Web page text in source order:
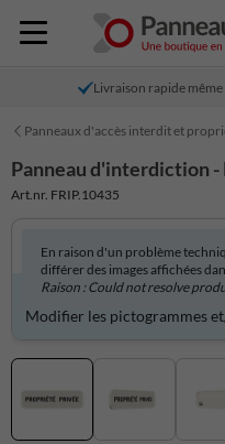
Livraison rapide
Panneaux d'accès interdit et
Panneau d'interdiction
Art.nr. FRIP.10435
En raison d'un problème
différer des images affichées
Raison : Could not resolve
Produit personnalisable ?
Modifier les pictogrammes